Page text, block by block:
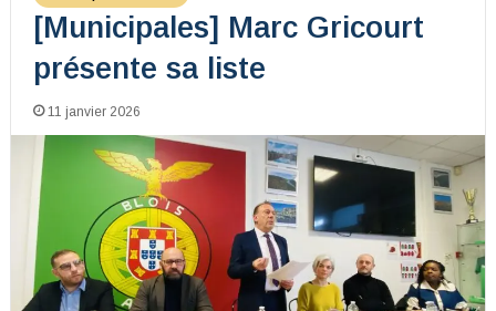
[Municipales] Marc Gricourt
présente sa liste
11 janvier 2026